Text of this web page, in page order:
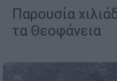
Παρουσία
τα Θεοφάνεια